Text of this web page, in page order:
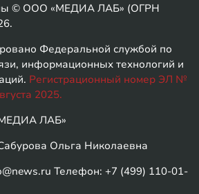
© ООО «МЕДИА ЛАБ» (ОГРН
Федеральной службой по
информационных технологий и
Регистрационный номер ЭЛ №
2025.
ЛАБ»
Ольга Николаевна
Телефон: +7 (499) 110-01-